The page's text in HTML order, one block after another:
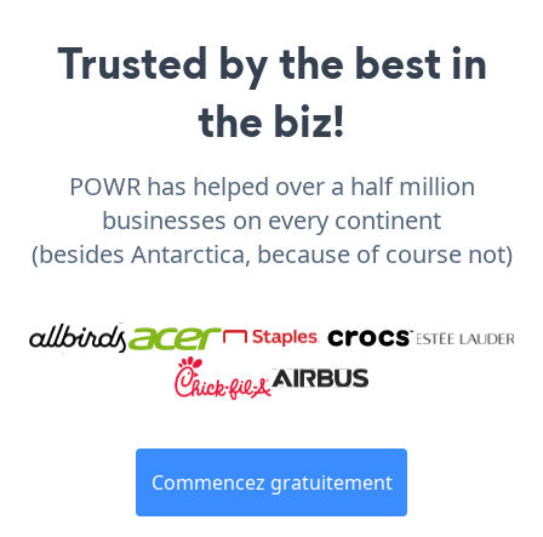
Trusted by the best in
the biz!
POWR has helped over a half million
businesses on every continent
(besides Antarctica, because of course not)
Commencez gratuitement